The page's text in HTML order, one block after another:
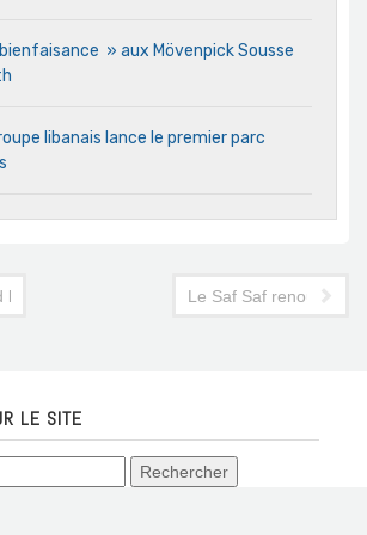
bienfaisance » aux Mövenpick Sousse
libanais lance le premier parc
se met à l’air du MallLe Saf Saf renoue
LE SITE